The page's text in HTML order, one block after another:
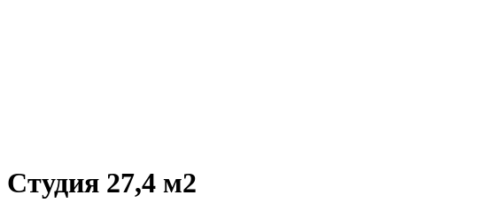
Студия 27,4 м2